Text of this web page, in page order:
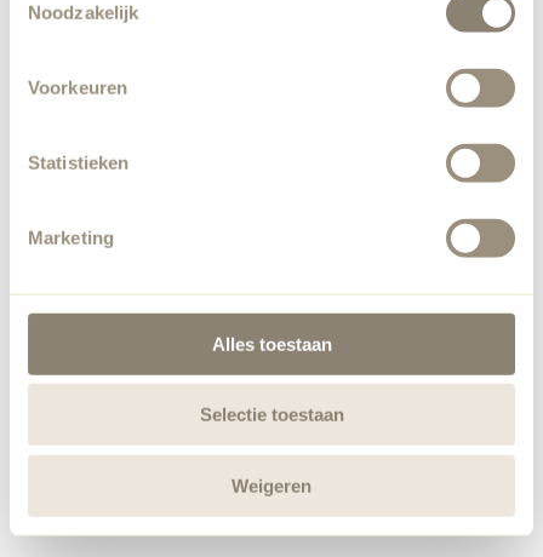
Noodzakelijk
Voorkeuren
Statistieken
Marketing
Alles toestaan
Selectie toestaan
Weigeren